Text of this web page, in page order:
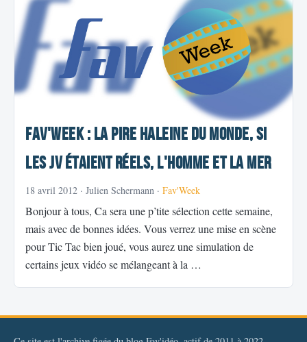
Fav'Week : La Pire Haleine du Monde, Si
les JV étaient réels, L'homme et la mer
18 avril 2012 · Julien Schermann · Fav'Week
Bonjour à tous, Ca sera une p’tite sélection cette semaine,
mais avec de bonnes idées. Vous verrez une mise en scène
pour Tic Tac bien joué, vous aurez une simulation de
certains jeux vidéo se mélangeant à la …